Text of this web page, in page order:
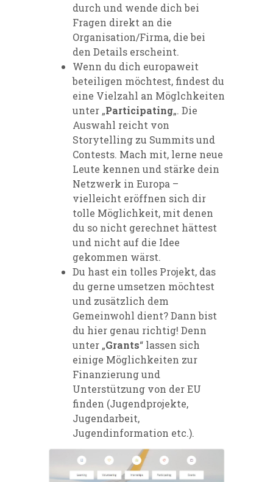
durch und wende dich bei
Fragen direkt an die
Organisation/Firma, die bei
den Details erscheint.
Wenn du dich europaweit
beteiligen möchtest, findest du
eine Vielzahl an Möglchkeiten
unter „Participating„. Die
Auswahl reicht von
Storytelling zu Summits und
Contests. Mach mit, lerne neue
Leute kennen und stärke dein
Netzwerk in Europa –
vielleicht eröffnen sich dir
tolle Möglichkeit, mit denen
du so nicht gerechnet hättest
und nicht auf die Idee
gekommen wärst.
Du hast ein tolles Projekt, das
du gerne umsetzen möchtest
und zusätzlich dem
Gemeinwohl dient? Dann bist
du hier genau richtig! Denn
unter „Grants“ lassen sich
einige Möglichkeiten zur
Finanzierung und
Unterstützung von der EU
finden (Jugendprojekte,
Jugendarbeit,
Jugendinformation etc.).